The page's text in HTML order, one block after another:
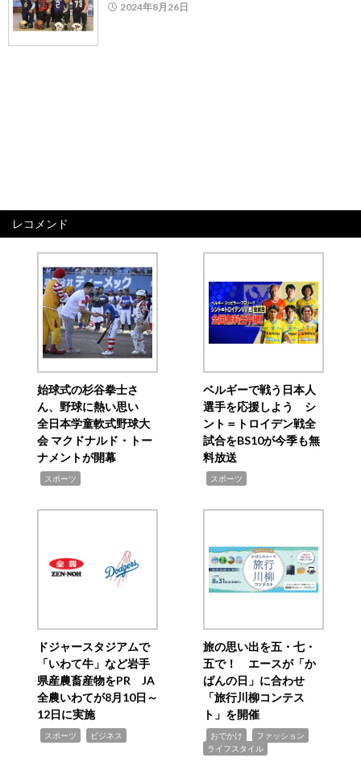
2024年8月26日
レコメンド
始球式の杉谷拳士さ
ん、野球に熱い思い
全日本学童軟式野球大
会 マクドナルド・トー
ナメントが開幕
スポーツ
ベルギーで戦う日本人
選手を応援しよう シ
ント＝トロイデン戦全
試合をBS10が今季も無
料放送
スポーツ
ドジャースタジアムで
「いわて牛」など岩手
県産農畜産物をPR JA
全農いわてが8月10日～
12日に実施
スポーツ ビジネス
旅の思い出を五・七・
五で！ エースが「か
ばんの日」に合わせ
「旅行川柳コンテス
ト」を開催
おでかけ ファッション
ライフスタイル